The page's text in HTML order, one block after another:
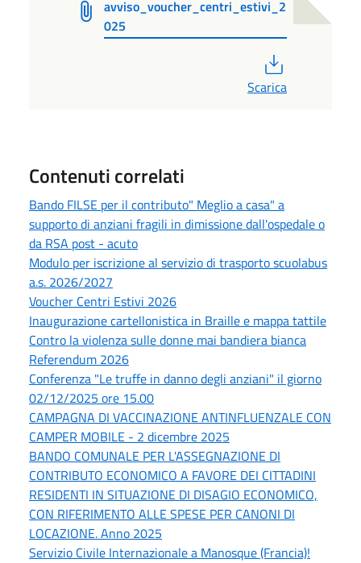
avviso_voucher_centri_estivi_2
025
Scarica
Contenuti correlati
Bando FILSE per il contributo" Meglio a casa" a
supporto di anziani fragili in dimissione dall'ospedale o
da RSA post - acuto
Modulo per iscrizione al servizio di trasporto scuolabus
a.s. 2026/2027
Voucher Centri Estivi 2026
Inaugurazione cartellonistica in Braille e mappa tattile
Contro la violenza sulle donne mai bandiera bianca
Referendum 2026
Conferenza "Le truffe in danno degli anziani" il giorno
02/12/2025 ore 15.00
CAMPAGNA DI VACCINAZIONE ANTINFLUENZALE CON
CAMPER MOBILE - 2 dicembre 2025
BANDO COMUNALE PER L'ASSEGNAZIONE DI
CONTRIBUTO ECONOMICO A FAVORE DEI CITTADINI
RESIDENTI IN SITUAZIONE DI DISAGIO ECONOMICO,
CON RIFERIMENTO ALLE SPESE PER CANONI DI
LOCAZIONE. Anno 2025
Servizio Civile Internazionale a Manosque (Francia)!